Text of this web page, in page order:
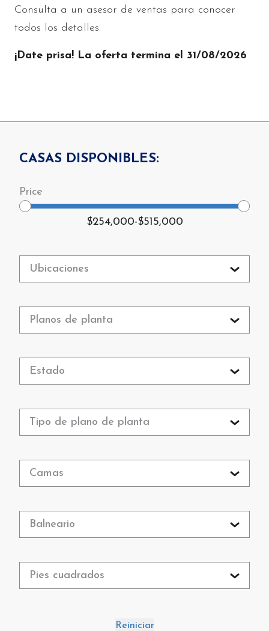
Consulta a un asesor de ventas para conocer
todos los detalles.
¡Date prisa! La oferta termina el 31/08/2026
CASAS DISPONIBLES:
$254,000-$515,000
Ubicaciones
Planos de planta
Estado
Tipo de plano de planta
Camas
Balneario
Pies cuadrados
Reiniciar